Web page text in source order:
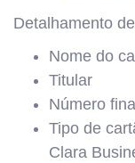
Detalhamento
Nome do
Titular
Número
Tipo de
Clara